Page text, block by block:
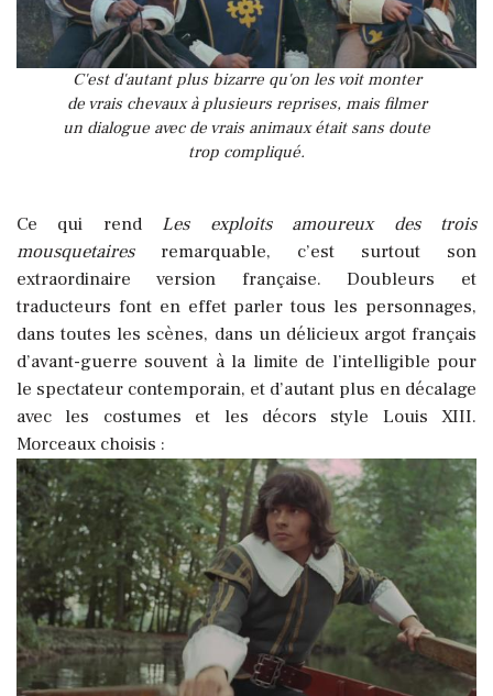
C'est d'autant plus bizarre qu'on les voit monter
de vrais chevaux à plusieurs reprises, mais filmer
un dialogue avec de vrais animaux était sans doute
trop compliqué.
Ce qui rend Les exploits amoureux des trois
mousquetairesremarquable, c’est surtout son
extraordinaire version française. Doubleurs et
traducteurs font en effet parler tous les personnages,
dans toutes les scènes, dans un délicieux argot français
d’avant-guerre souvent à la limite de l’intelligible pour
le spectateur contemporain, et d’autant plus en décalage
avec les costumes et les décors style Louis XIII.
Morceaux choisis :